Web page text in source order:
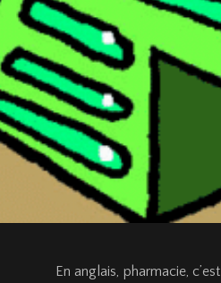
En anglais, pharmacie, c’est